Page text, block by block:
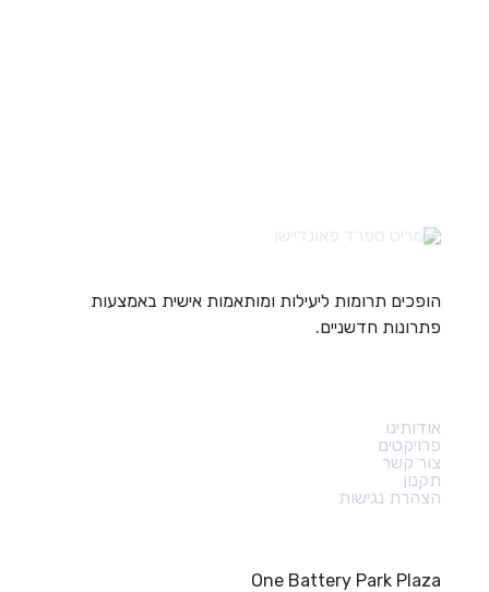
הופכים תרומות ליעילות ומותאמות אישית באמצעות
פתרונות חדשניים.
אודותינו
פרויקטים
צור קשר
תקנון
הצהרת נגישות
One Battery Park Plaza